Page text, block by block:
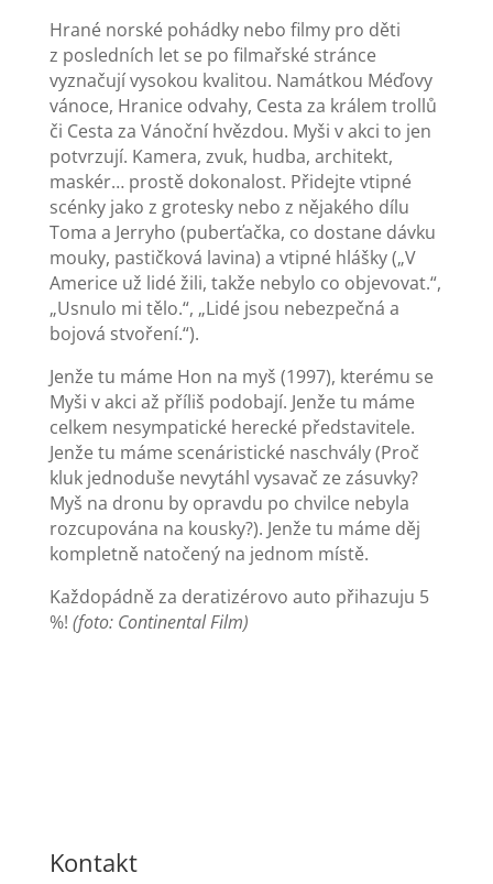
Hrané norské pohádky nebo filmy pro děti
z posledních let se po filmařské stránce
vyznačují vysokou kvalitou. Namátkou Méďovy
vánoce, Hranice odvahy, Cesta za králem trollů
či Cesta za Vánoční hvězdou. Myši v akci to jen
potvrzují. Kamera, zvuk, hudba, architekt,
maskér… prostě dokonalost. Přidejte vtipné
scénky jako z grotesky nebo z nějakého dílu
Toma a Jerryho (puberťačka, co dostane dávku
mouky, pastičková lavina) a vtipné hlášky („V
Americe už lidé žili, takže nebylo co objevovat.“,
„Usnulo mi tělo.“, „Lidé jsou nebezpečná a
bojová stvoření.“).
Jenže tu máme Hon na myš (1997), kterému se
Myši v akci až příliš podobají. Jenže tu máme
celkem nesympatické herecké představitele.
Jenže tu máme scenáristické naschvály (Proč
kluk jednoduše nevytáhl vysavač ze zásuvky?
Myš na dronu by opravdu po chvilce nebyla
rozcupována na kousky?). Jenže tu máme děj
kompletně natočený na jednom místě.
Každopádně za deratizérovo auto přihazuju 5
%! (foto: Continental Film)
Kontakt